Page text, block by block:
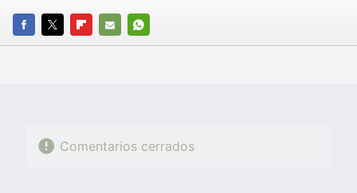
FACEBOOK
TWITTERFLIPBOARD
E-
WHATSAPP
Comentarios cerrados